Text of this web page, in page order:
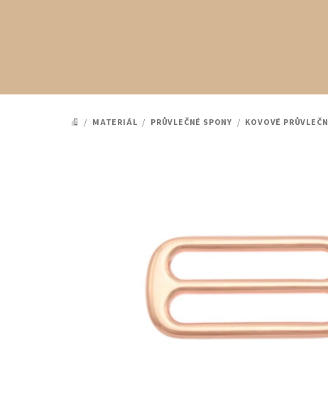
DOMŮ
/ MATERIÁL / PRŮVLEČNÉ SPONY / KOVOVÉ